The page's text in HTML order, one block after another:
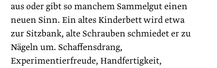
aus oder gibt so manchem Sammelgut einen
neuen Sinn. Ein altes Kinderbett wird etwa
zur Sitzbank, alte Schrauben schmiedet er zu
Nägeln um. Schaffensdrang,
Experimentierfreude, Handfertigkeit,